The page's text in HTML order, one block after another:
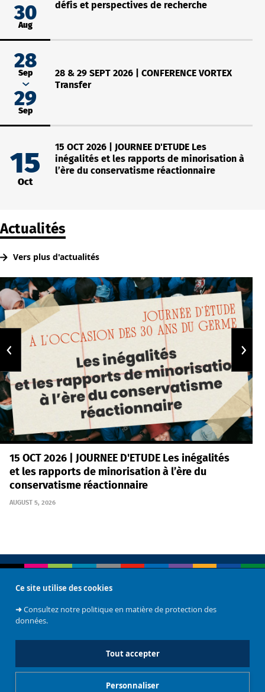
Ce site utilise des cookies
➜Consultez notre politique en matière de protection des
données.
Tout accepter
Personnaliser
30
Aug
défis et perspectives de recherche
28
Sep
29
Sep
28 & 29 SEPT 2026 | CONFERENCE VORTEX
Transfer
15
Oct
15 OCT 2026 | JOURNEE D'ETUDE Les
inégalités et les rapports de minorisation à
l’ère du conservatisme réactionnaire
Actualités
Vers plus d'actualités
15 OCT 2026 | JOURNEE D'ETUDE Les inégalités
et les rapports de minorisation à l’ère du
conservatisme réactionnaire
AUGUST 5, 2026
Restez informé.e